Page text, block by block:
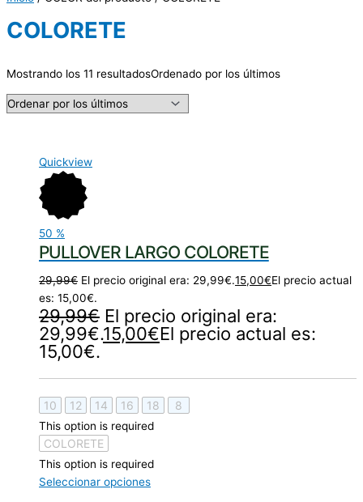
COLORETE
Mostrando los 11 resultadosOrdenado por los últimos
Quickview
50 %
PULLOVER LARGO COLORETE
29,99€ El precio original era: 29,99€.15,00€El precio actual
es: 15,00€.
29,99€ El precio original era:
29,99€.15,00€El precio actual es:
15,00€.
10 12 14 16 18 8
This option is required
COLORETE
This option is required
Seleccionar opciones